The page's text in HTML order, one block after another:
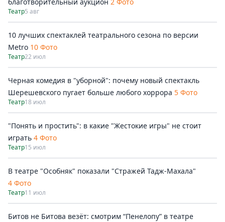
Театр5 авг
10 лучших спектаклей театрального сезона по версии
Metro 10 Фото
Театр22 июл
Черная комедия в "уборной": почему новый спектакль
Шерешевского пугает больше любого хоррора 5 Фото
Театр18 июл
"Понять и простить": в какие "Жестокие игры" не стоит
играть 4 Фото
Театр15 июл
В театре "Особняк" показали "Стражей Тадж-Махала"
4 Фото
Театр11 июл
Битов не Битова везёт: смотрим “Пенелопу” в театре